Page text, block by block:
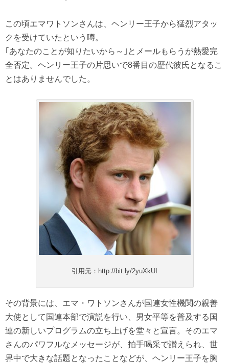
この頃エマワトソンさんは、ヘンリー王子から猛烈アタッ
クを受けていたという噂。
｢あなたのことが知りたいから～｣とメールもらうが熱愛完
全否定。ヘンリー王子の片思いで8番目の歴代彼氏となるこ
とはありませんでした。
引用元：http://bit.ly/2yuXkUI
その背景には、エマ・ワトソンさんが国連女性機関の親善
大使として国連本部で演説を行い、男女平等を普及する国
連の新しいプログラムの立ち上げを堂々と宣言。そのエマ
さんのパワフルなメッセージが、拍手喝采で讃えられ、世
界中で大きな話題となったことなどが、ヘンリー王子を胸